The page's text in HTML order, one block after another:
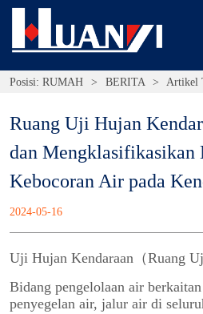
Posisi: RUMAH > BERITA > Artikel
Ruang Uji Hujan
dan Mengklasifikasikan
Kebocoran Air pada
2024-05-16